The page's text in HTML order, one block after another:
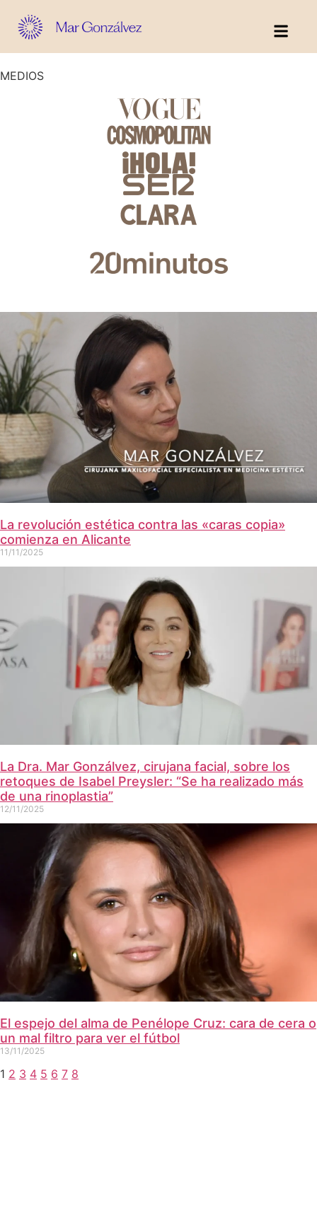
MEDIOS
La revolución estética contra las «caras copia»
comienza en Alicante
11/11/2025
La Dra. Mar Gonzálvez, cirujana facial, sobre los
retoques de Isabel Preysler: “Se ha realizado más
de una rinoplastia”
12/11/2025
El espejo del alma de Penélope Cruz: cara de cera o
un mal filtro para ver el fútbol
13/11/2025
1 2 3 4 5 6 7 8